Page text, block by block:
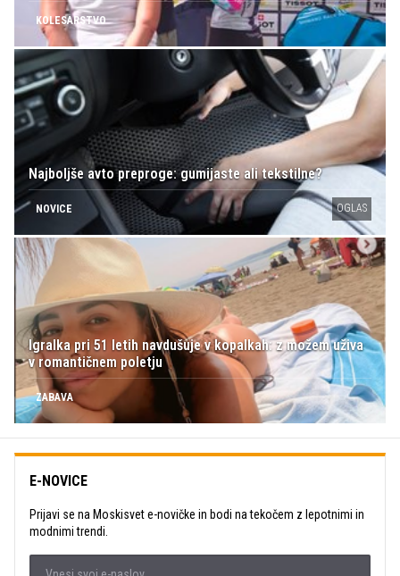
KOLESARSTVO
Najboljše avto preproge: gumijaste ali tekstilne?
NOVICE OGLAS
Igralka pri 51 letih navdušuje v kopalkah: z možem uživa
v romantičnem poletju
ZABAVA
E-NOVICE
Prijavi se na Moskisvet e-novičke in bodi na tekočem z lepotnimi in
modnimi trendi.